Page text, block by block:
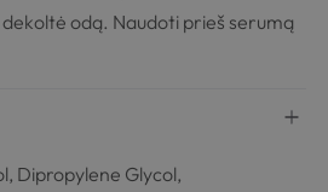
odą. Naudoti prieš serumą
Dipropylene Glycol,